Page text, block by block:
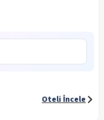
Oteli İncele